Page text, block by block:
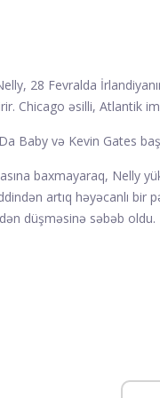
28 Fevralda
Chicago əsilli, Atlantik
Baby və Kevin Gates
baxmayaraq, Nelly
artıq həyəcanlı bir
düşməsinə səbəb oldu.